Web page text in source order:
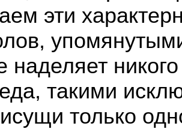
эти
наделяет
такими
только